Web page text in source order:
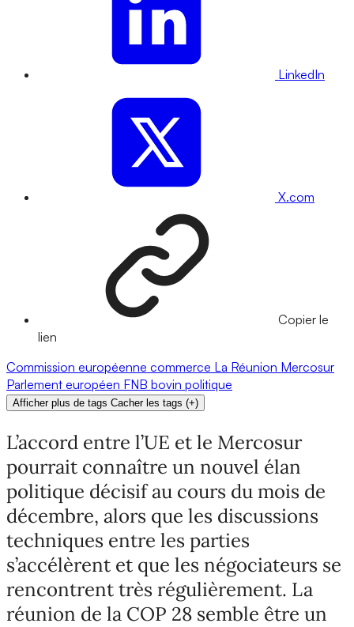
LinkedIn
X.com
Copier le
lien
Commission européenne commerce La Réunion Mercosur
Parlement européen FNB bovin politique
Afficher plus de tags Cacher les tags (+)
L’accord entre l’UE et le Mercosur
pourrait connaître un nouvel élan
politique décisif au cours du mois de
décembre, alors que les discussions
techniques entre les parties
s’accélèrent et que les négociateurs se
rencontrent très régulièrement. La
réunion de la COP 28 semble être un